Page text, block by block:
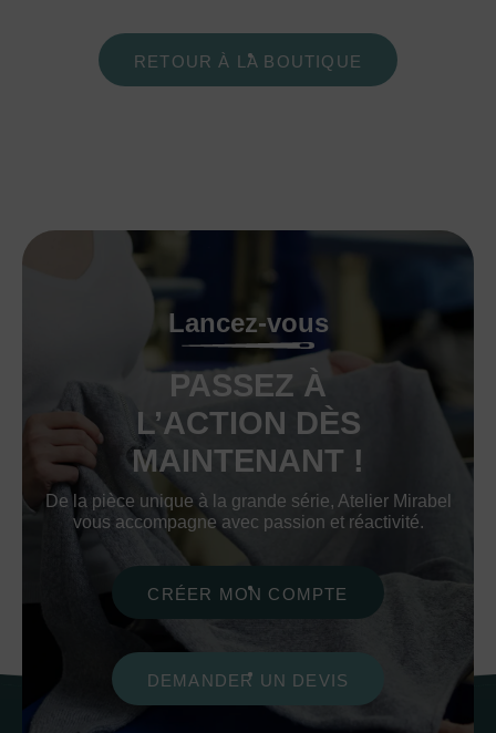
RETOUR À LA BOUTIQUE
Lancez-vous
PASSEZ À
L’ACTION DÈS
MAINTENANT !
De la pièce unique à la grande série, Atelier Mirabel
vous accompagne avec passion et réactivité.
CRÉER MON COMPTE
DEMANDER UN DEVIS